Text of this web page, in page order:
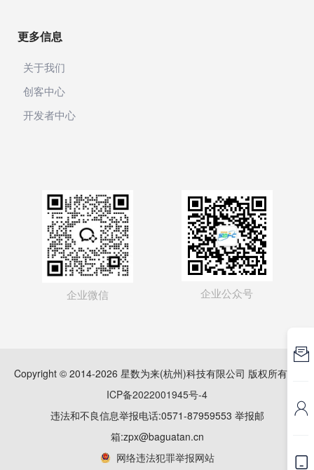
更多信息
关于我们
创客中心
开发者中心
企业微信 企业公众号
Copyright © 2014-2026 星数为来(杭州)科技有限公司 版权所有
ICP备2022001945号-4
违法和不良信息举报电话:0571-87959553 举报邮
箱:zpx@baguatan.cn
网络违法犯罪举报网站


